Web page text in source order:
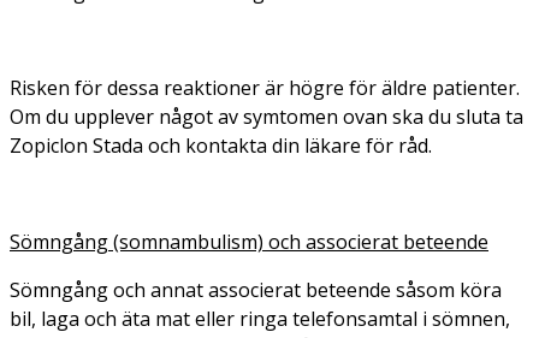
Risken för dessa reaktioner är högre för äldre patienter.
Om du upplever något av symtomen ovan ska du sluta ta
Zopiclon Stada och kontakta din läkare för råd.
Sömngång (somnambulism) och associerat beteende
Sömngång och annat associerat beteende såsom köra
bil, laga och äta mat eller ringa telefonsamtal i sömnen,